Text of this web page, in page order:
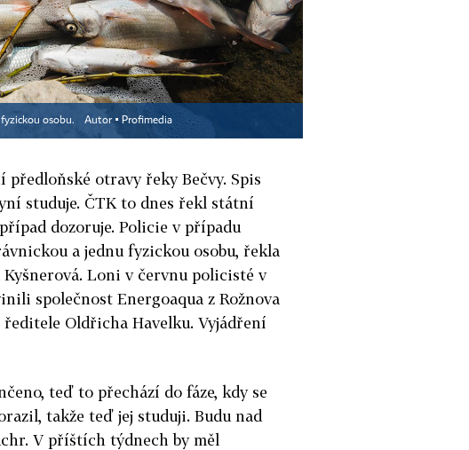
osobu. Autor ▪ Profimedia
otravy řeky Bečvy. Spis
studuje. ČTK to dnes řekl státní
dozoruje. Policie v případu
a jednu fyzickou osobu, řekla
Loni v červnu policisté v
společnost Energoaqua z Rožnova
Oldřicha Havelku. Vyjádření
teď to přechází do fáze, kdy se
takže teď jej studuji. Budu nad
V příštích týdnech by měl